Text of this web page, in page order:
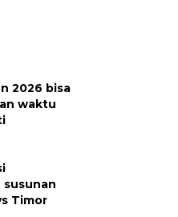
2026 bisa
waktu
Timor